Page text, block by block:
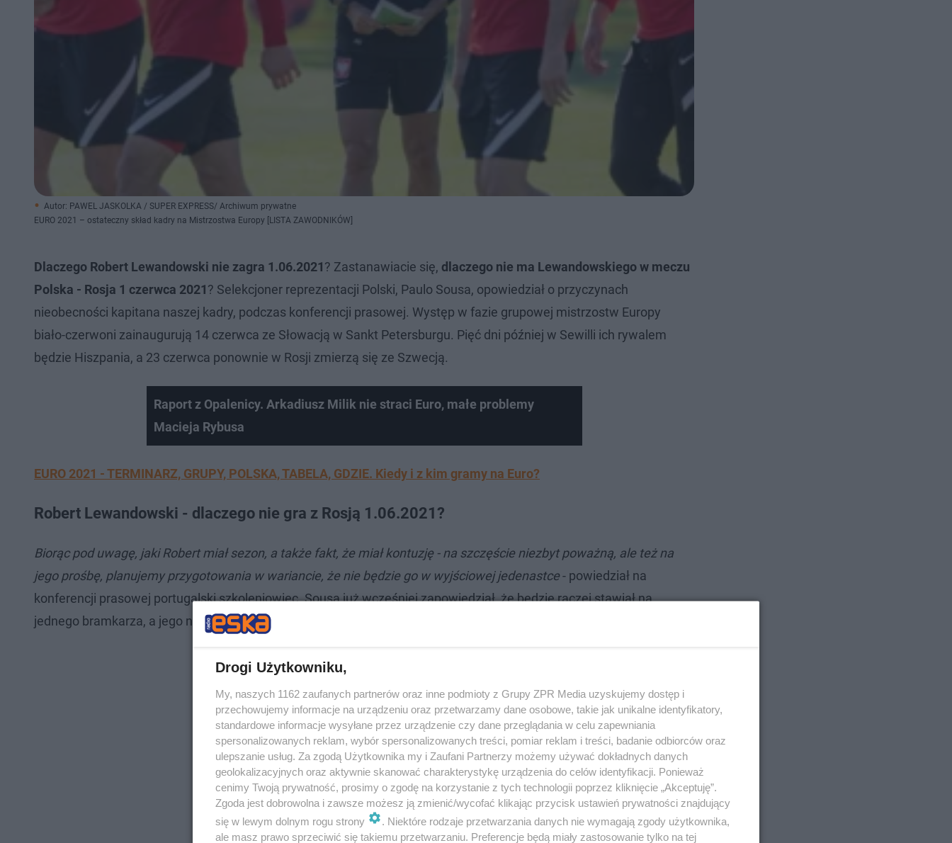
Autor: PAWEL JASKOLKA / SUPER EXPRESS/ Archiwum prywatne
EURO 2021 – ostateczny skład kadry na Mistrzostwa Europy [LISTA ZAWODNIKÓW]
Dlaczego Robert Lewandowski nie zagra 1.06.2021? Zastanawiacie się, dlaczego nie ma Lewandowskiego w meczu
Polska - Rosja 1 czerwca 2021? Selekcjoner reprezentacji Polski, Paulo Sousa, opowiedział o przyczynach
nieobecności kapitana naszej kadry, podczas konferencji prasowej. Występ w fazie grupowej mistrzostw Europy
biało-czerwoni zainaugurują 14 czerwca ze Słowacją w Sankt Petersburgu. Pięć dni później w Sewilli ich rywalem
będzie Hiszpania, a 23 czerwca ponownie w Rosji zmierzą się ze Szwecją.
Raport z Opalenicy. Arkadiusz Milik nie straci Euro, małe problemy
Macieja Rybusa
EURO 2021 - TERMINARZ, GRUPY, POLSKA, TABELA, GDZIE. Kiedy i z kim gramy na Euro?
Robert Lewandowski - dlaczego nie gra z Rosją 1.06.2021?
Biorąc pod uwagę, jaki Robert miał sezon, a także fakt, że miał kontuzję - na szczęście niezbyt poważną, ale też na
jego prośbę, planujemy przygotowania w wariancie, że nie będzie go w wyjściowej jedenastce- powiedział na
konferencji prasowej portugalski szkoleniowiec. Sousa już wcześniej zapowiedział, że będzie raczej stawiał na
jednego bramkarza, a jego numerem jeden jest Wojciech Szczęsny. Jednak we Wrocławiu da szansę Fabiańskiemu.
Drogi Użytkowniku,
My, naszych 1162 zaufanych partnerów oraz inne podmioty z Grupy ZPR Media uzyskujemy dostęp i
przechowujemy informacje na urządzeniu oraz przetwarzamy dane osobowe, takie jak unikalne identyfikatory,
standardowe informacje wysyłane przez urządzenie czy dane przeglądania w celu zapewniania
spersonalizowanych reklam, wybór spersonalizowanych treści, pomiar reklam i treści, badanie odbiorców oraz
ulepszanie usług. Za zgodą Użytkownika my i Zaufani Partnerzy możemy używać dokładnych danych
geolokalizacyjnych oraz aktywnie skanować charakterystykę urządzenia do celów identyfikacji. Ponieważ
cenimy Twoją prywatność, prosimy o zgodę na korzystanie z tych technologii poprzez kliknięcie „Akceptuję”.
Zgoda jest dobrowolna i zawsze możesz ją zmienić/wycofać klikając przycisk ustawień prywatności znajdujący
się w lewym dolnym rogu strony
. Niektóre rodzaje przetwarzania danych nie wymagają zgody użytkownika,
ale masz prawo sprzeciwić się takiemu przetwarzaniu. Preferencje będą miały zastosowanie tylko na tej